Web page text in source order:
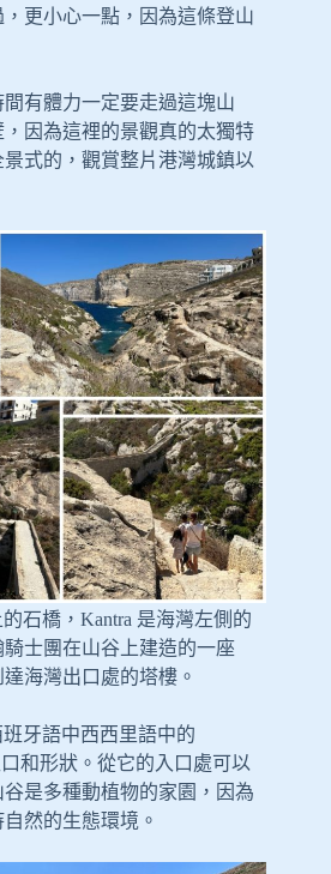
更小心一點，因為這條登山
有體力一定要走過這塊山
因為這裡的景觀真的太獨特
式的，觀賞整片港灣城鎮以
石橋，Kantra 是海灣左側的
士團在山谷上建造的一座
海灣出口處的塔樓。
牙語中西西里語中的
和形狀。從它的入口處可以
是多種動植物的家園，因為
然的生態環境。